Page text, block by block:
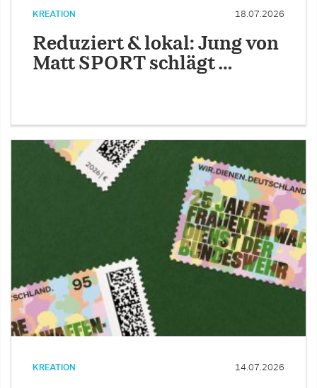
KREATION 18.07.2026
Reduziert & lokal: Jung von
Matt SPORT schlägt …
KREATION 14.07.2026